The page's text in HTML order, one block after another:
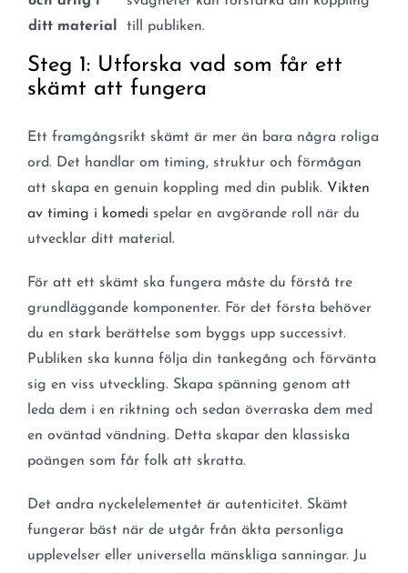
ditt material
till publiken.
Steg 1: Utforska vad som får ett
skämt att fungera
Ett framgångsrikt skämt är mer än bara några roliga
ord. Det handlar om timing, struktur och förmågan
att skapa en genuin koppling med din publik. Vikten
av timing i komedi spelar en avgörande roll när du
utvecklar ditt material.
För att ett skämt ska fungera måste du förstå tre
grundläggande komponenter. För det första behöver
du en stark berättelse som byggs upp successivt.
Publiken ska kunna följa din tankegång och förvänta
sig en viss utveckling. Skapa spänning genom att
leda dem i en riktning och sedan överraska dem med
en oväntad vändning. Detta skapar den klassiska
poängen som får folk att skratta.
Det andra nyckelelementet är autenticitet. Skämt
fungerar bäst när de utgår från äkta personliga
upplevelser eller universella mänskliga sanningar. Ju